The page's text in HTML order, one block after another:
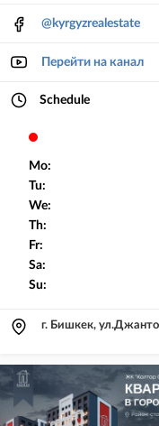
@kyrgyzrealestate
Перейти на канал
Schedule
Mo:
Tu:
We:
Th:
Fr:
Sa:
Su:
г. Бишкек,